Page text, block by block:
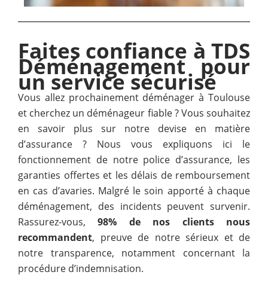
Faites confiance à TDS
Déménagement pour
un service sécurisé
Vous allez prochainement déménager à Toulouse
et cherchez un déménageur fiable ? Vous souhaitez
en savoir plus sur notre devise en matière
d’assurance ? Nous vous expliquons ici le
fonctionnement de notre police d’assurance, les
garanties offertes et les délais de remboursement
en cas d’avaries. Malgré le soin apporté à chaque
déménagement, des incidents peuvent survenir.
Rassurez-vous,98% de nos clients nous
recommandent, preuve de notre sérieux et de
notre transparence, notamment concernant la
procédure d’indemnisation.